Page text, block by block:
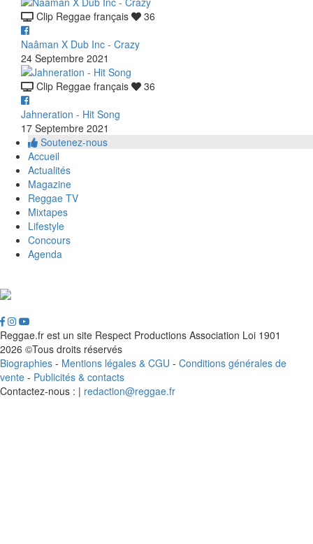
Clip Reggae français
36
Naâman X Dub Inc - Crazy
24 Septembre 2021
Clip Reggae français
36
Jahneration - Hit Song
17 Septembre 2021
Soutenez-nous
Accueil
Actualités
Magazine
Reggae TV
Mixtapes
Lifestyle
Concours
Agenda
Reggae.fr est un site Respect Productions Association Loi 1901
2026 ©Tous droits réservés
Biographies - Mentions légales & CGU - Conditions générales de
vente - Publicités & contacts
Contactez-nous : | redaction@reggae.fr